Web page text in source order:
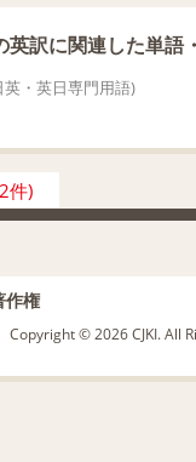
英訳に関連した単語
英・英日専門用語)
件)
作権
Copyright © 2026 CJKI. All